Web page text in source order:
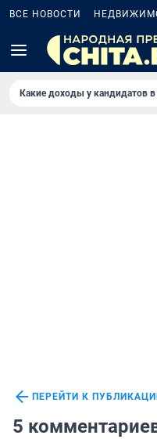
ВСЕ НОВОСТИ
Какие доходы у кандидатов
ПЕРЕЙТИ К
5